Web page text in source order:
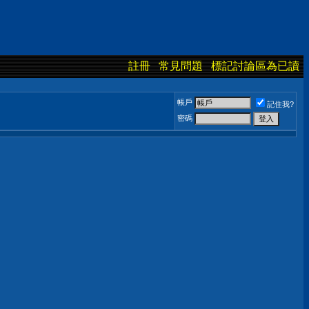
註冊 常見問題 標記討論區為已讀
帳戶
記住我?
密碼